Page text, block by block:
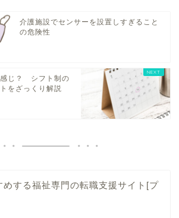
介護施設でセンサーを設置しすぎること
の危険性
感じ？ シフト制の
をざっくり解説
めする福祉専門の転職支援サイト[プ